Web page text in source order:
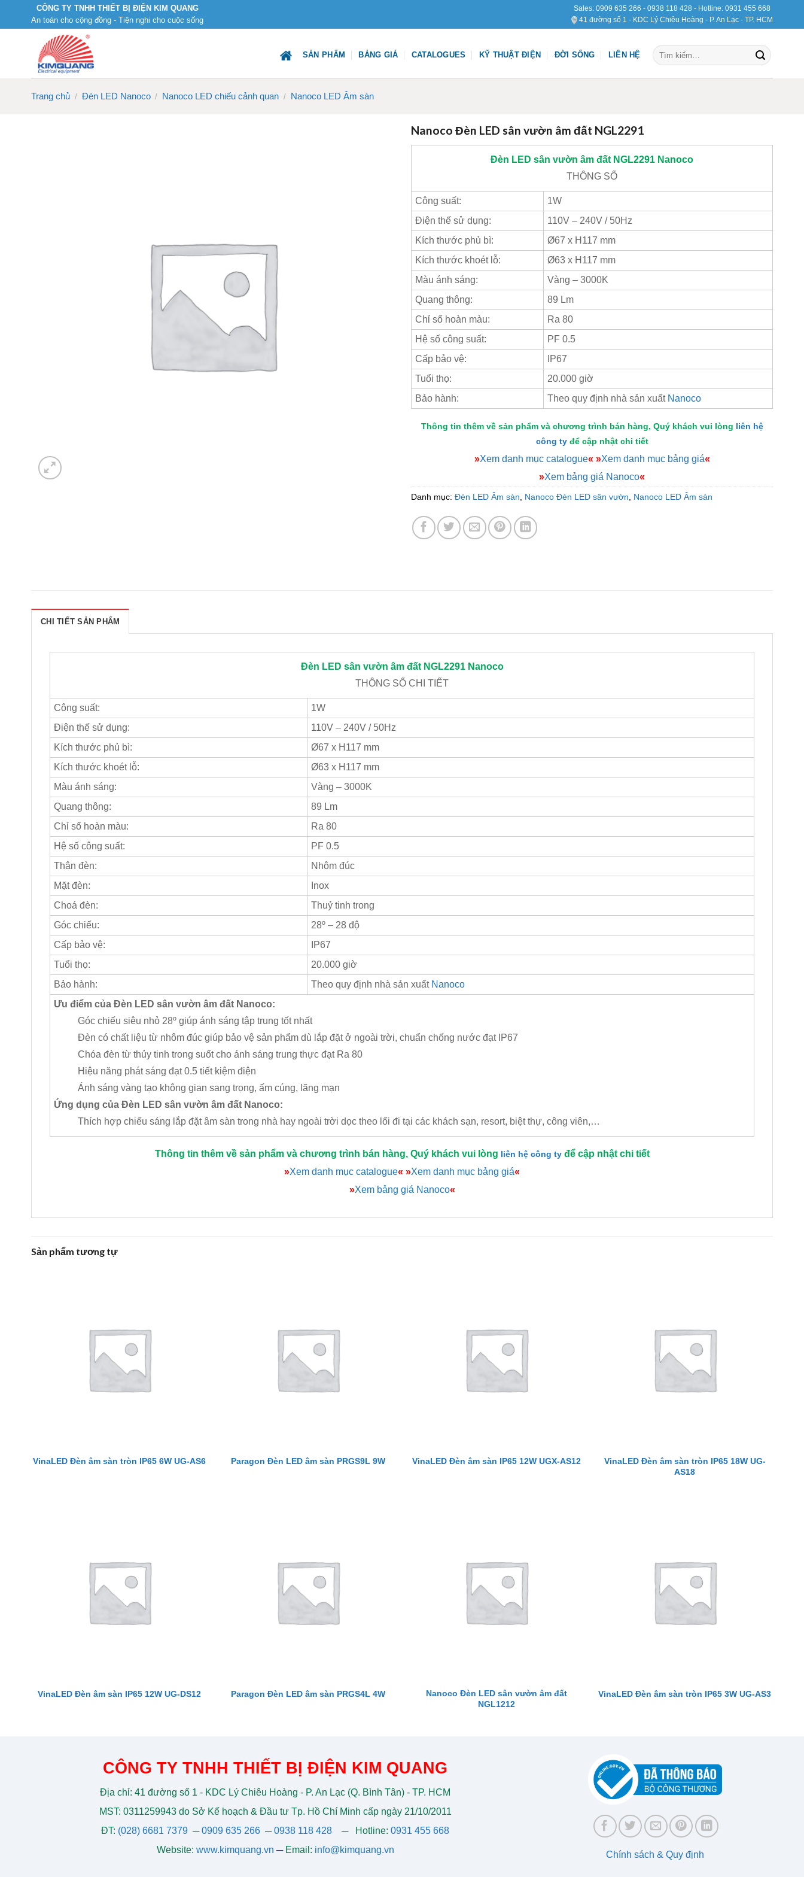
CÔNG TY TNHH THIẾT BỊ ĐIỆN KIM QUANG
An toàn cho cộng đồng - Tiện nghi cho cuộc sống
Sales: 0909 635 266 - 0938 118 428 - Hotline: 0931 455 668
41 đường số 1 - KDC Lý Chiêu Hoàng - P. An Lạc - TP. HCM
SẢN PHẨM BẢNG GIÁ CATALOGUES KỸ THUẬT ĐIỆN ĐỜI SỐNG LIÊN HỆ
Tìm
kiếm:
Trang chủ / Đèn LED Nanoco / Nanoco LED chiếu cảnh quan / Nanoco LED Âm sàn
Nanoco Đèn LED sân vườn âm đất NGL2291
Đèn LED sân vườn âm đất NGL2291 Nanoco
THÔNG SỐ
Công suất:
1W
Điện thế sử dụng:
110V – 240V / 50Hz
Kích thước phủ bì:
Ø67 x H117 mm
Kích thước khoét lỗ:
Ø63 x H117 mm
Màu ánh sáng:
Vàng – 3000K
Quang thông:
89 Lm
Chỉ số hoàn màu:
Ra 80
Hệ số công suất:
PF 0.5
Cấp bảo vệ:
IP67
Tuổi thọ:
20.000 giờ
Bảo hành:
Theo quy định nhà sản xuất Nanoco
Thông tin thêm về sản phẩm và chương trình bán hàng, Quý khách vui lòng liên hệ
công tyđể cập nhật chi tiết
»Xem danh mục catalogue« »Xem danh mục bảng giá«
»Xem bảng giá Nanoco«
Danh mục: Đèn LED Âm sàn, Nanoco Đèn LED sân vườn, Nanoco LED Âm sàn
CHI TIẾT SẢN PHẨM
Đèn LED sân vườn âm đất NGL2291 Nanoco
THÔNG SỐ CHI TIẾT
Công suất:
1W
Điện thế sử dụng:
110V – 240V / 50Hz
Kích thước phủ bì:
Ø67 x H117 mm
Kích thước khoét lỗ:
Ø63 x H117 mm
Màu ánh sáng:
Vàng – 3000K
Quang thông:
89 Lm
Chỉ số hoàn màu:
Ra 80
Hệ số công suất:
PF 0.5
Thân đèn:
Nhôm đúc
Mặt đèn:
Inox
Choá đèn:
Thuỷ tinh trong
Góc chiếu:
28º – 28 độ
Cấp bảo vệ:
IP67
Tuổi thọ:
20.000 giờ
Bảo hành:
Theo quy định nhà sản xuất Nanoco
Ưu điểm của Đèn LED sân vườn âm đất Nanoco:
Góc chiếu siêu nhỏ 28º giúp ánh sáng tập trung tốt nhất
Đèn có chất liệu từ nhôm đúc giúp bảo vệ sản phẩm dù lắp đặt ở ngoài trời, chuẩn chống nước đạt IP67
Chóa đèn từ thủy tinh trong suốt cho ánh sáng trung thực đạt Ra 80
Hiệu năng phát sáng đạt 0.5 tiết kiệm điện
Ánh sáng vàng tạo không gian sang trọng, ấm cúng, lãng mạn
Ứng dụng của Đèn LED sân vườn âm đất Nanoco:
Thích hợp chiếu sáng lắp đặt âm sàn trong nhà hay ngoài trời dọc theo lối đi tại các khách sạn, resort, biệt thự, công viên,…
Thông tin thêm về sản phẩm và chương trình bán hàng, Quý khách vui lòng liên hệ công tyđể cập nhật chi tiết
»Xem danh mục catalogue« »Xem danh mục bảng giá«
»Xem bảng giá Nanoco«
Sản phẩm tương tự
VinaLED Đèn âm sàn tròn IP65 6W UG-AS6 Paragon Đèn LED âm sàn PRGS9L 9W VinaLED Đèn âm sàn IP65 12W UGX-AS12
VinaLED Đèn âm sàn tròn IP65 18W UG-
AS18
VinaLED Đèn âm sàn IP65 12W UG-DS12 Paragon Đèn LED âm sàn PRGS4L 4W
Nanoco Đèn LED sân vườn âm đất
NGL1212
VinaLED Đèn âm sàn tròn IP65 3W UG-AS3
CÔNG TY TNHH THIẾT BỊ ĐIỆN KIM QUANG
Địa chỉ: 41 đường số 1 - KDC Lý Chiêu Hoàng - P. An Lạc (Q. Bình Tân) - TP. HCM
MST: 0311259943 do Sở Kế hoạch & Đầu tư Tp. Hồ Chí Minh cấp ngày 21/10/2011
ĐT: (028) 6681 7379 ─0909 635 266 ─0938 118 428 ─ Hotline: 0931 455 668
Website: www.kimquang.vn ─ Email: info@kimquang.vn Chính sách & Quy định